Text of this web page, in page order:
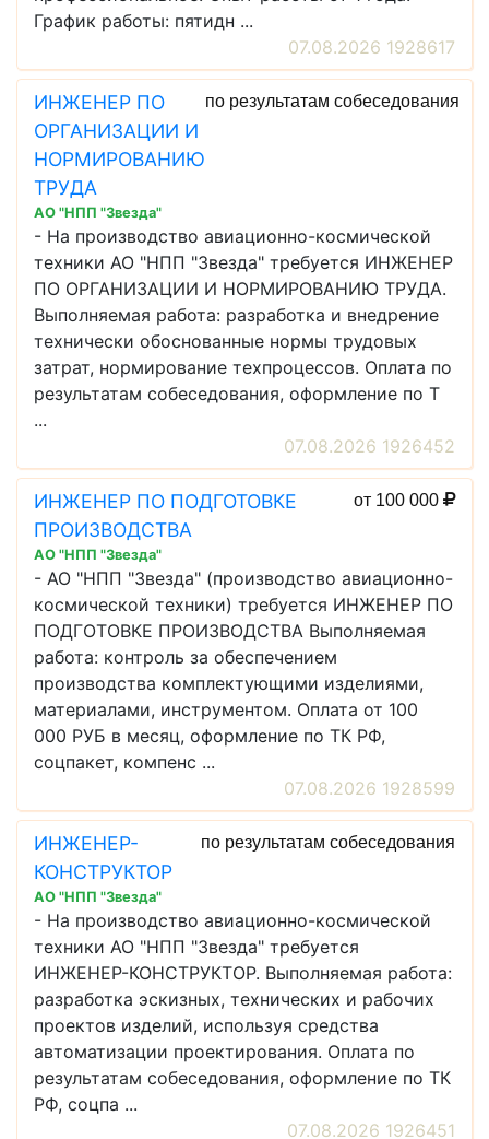
График работы: пятидн ...
07.08.2026 1928617
ИНЖЕНЕР ПО
ОРГАНИЗАЦИИ И
НОРМИРОВАНИЮ
ТРУДА
по результатам собеседования
АО "НПП "Звезда"
- На производство авиационно-космической
техники АО "НПП "Звезда" требуется ИНЖЕНЕР
ПО ОРГАНИЗАЦИИ И НОРМИРОВАНИЮ ТРУДА.
Выполняемая работа: разработка и внедрение
технически обоснованные нормы трудовых
затрат, нормирование техпроцессов. Оплата по
результатам собеседования, оформление по Т
...
07.08.2026 1926452
ИНЖЕНЕР ПО ПОДГОТОВКЕ
ПРОИЗВОДСТВА
от 100 000
АО "НПП "Звезда"
- АО "НПП "Звезда" (производство авиационно-
космической техники) требуется ИНЖЕНЕР ПО
ПОДГОТОВКЕ ПРОИЗВОДСТВА Выполняемая
работа: контроль за обеспечением
производства комплектующими изделиями,
материалами, инструментом. Оплата от 100
000 РУБ в месяц, оформление по ТК РФ,
соцпакет, компенс ...
07.08.2026 1928599
ИНЖЕНЕР-
КОНСТРУКТОР
по результатам собеседования
АО "НПП "Звезда"
- На производство авиационно-космической
техники АО "НПП "Звезда" требуется
ИНЖЕНЕР-КОНСТРУКТОР. Выполняемая работа:
разработка эскизных, технических и рабочих
проектов изделий, используя средства
автоматизации проектирования. Оплата по
результатам собеседования, оформление по ТК
РФ, соцпа ...
07.08.2026 1926451